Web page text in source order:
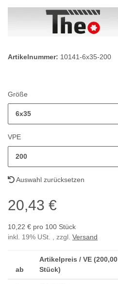
Artikelnummer: 10141-6x35-200
Größe
6x35
VPE
200
Auswahl zurücksetzen
20,43 €
10,22 € pro 100 Stück
inkl. 19% USt. , zzgl. Versand
ab
Artikelpreis / VE (200,00
Stück)